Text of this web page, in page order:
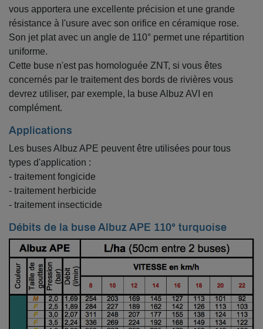
vous apportera une excellente précision et une grande
résistance à l'usure avec son orifice en céramique rose.
Son jet plat avec un angle de 110° permet une répartition
uniforme.
Cette buse n'est pas homologuée ZNT, si vous êtes
concernés par le traitement des bords de rivières vous
devrez utiliser, par exemple, la buse Albuz AVI en
complément.
Applications
Les buses Albuz APE peuvent être utilisées pour tous
types d'application :
- traitement fongicide
- traitement herbicide
- traitement insecticide
Débits de la buse Albuz APE 110° turquoise